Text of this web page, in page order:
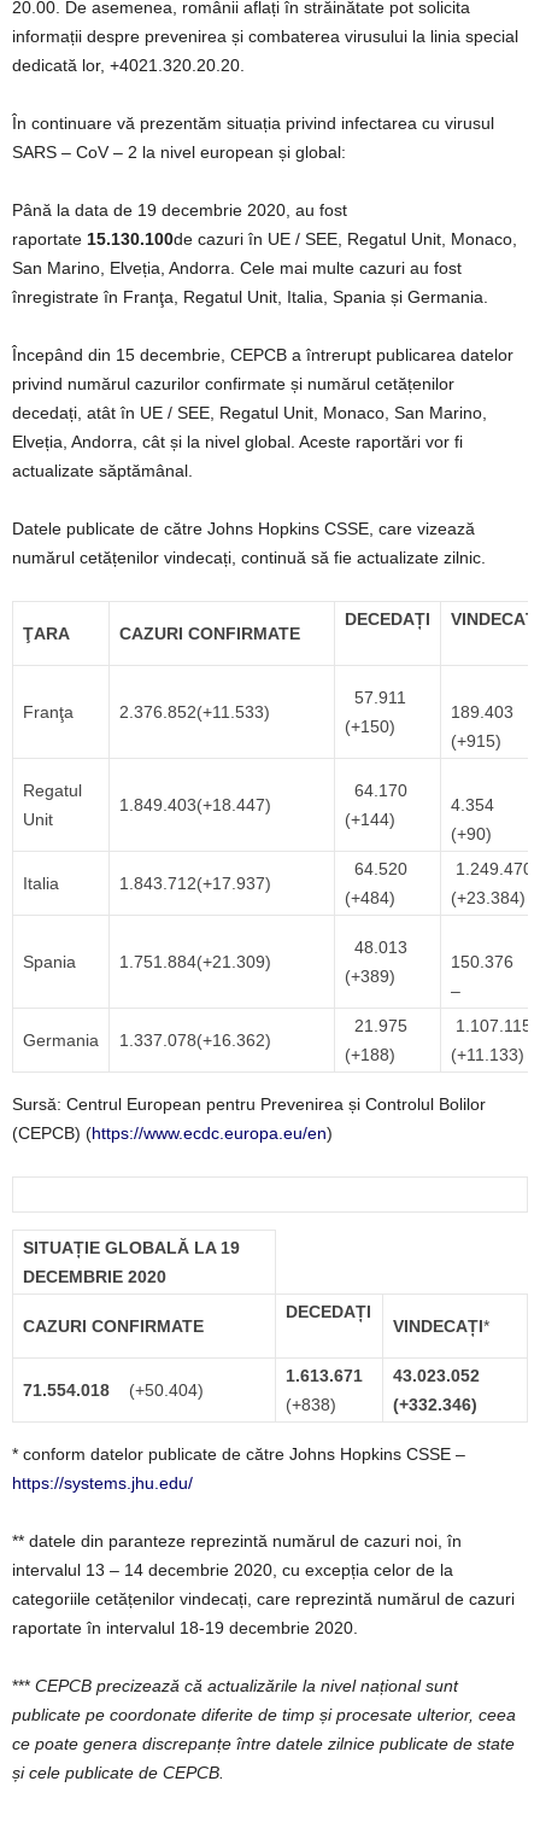
20.00. De asemenea, românii aflați în străinătate pot solicita
informații despre prevenirea și combaterea virusului la linia special
dedicată lor, +4021.320.20.20.
În continuare vă prezentăm situația privind infectarea cu virusul
SARS – CoV – 2 la nivel european și global:
Până la data de 19 decembrie 2020, au fost
raportate 15.130.100de cazuri în UE / SEE, Regatul Unit, Monaco,
San Marino, Elveția, Andorra. Cele mai multe cazuri au fost
înregistrate în Franţa, Regatul Unit, Italia, Spania și Germania.
Începând din 15 decembrie, CEPCB a întrerupt publicarea datelor
privind numărul cazurilor confirmate și numărul cetățenilor
decedați, atât în UE / SEE, Regatul Unit, Monaco, San Marino,
Elveția, Andorra, cât și la nivel global. Aceste raportări vor fi
actualizate săptămânal.
Datele publicate de către Johns Hopkins CSSE, care vizează
numărul cetățenilor vindecați, continuă să fie actualizate zilnic.
ŢARA CAZURI CONFIRMATE
DECEDAȚI VINDECAŢI
Franţa 2.376.852(+11.533)
57.911
(+150)
(+915)
Regatul
Unit
1.849.403(+18.447)
64.170
(+144)
4.354
(+90)
Italia 1.843.712(+17.937)
64.520
(+484)
(+23.384)
Spania 1.751.884(+21.309)
48.013
(+389)
–
Germania 1.337.078(+16.362)
21.975
(+188)
(+11.133)
Sursă: Centrul European pentru Prevenirea și Controlul Bolilor
(CEPCB) (https://www.ecdc.europa.eu/en)
SITUAȚIE GLOBALĂ LA 19
DECEMBRIE 2020
CAZURI CONFIRMATE
DECEDAȚI
VINDECAȚI*
71.554.018 (+50.404)
1.613.671
(+838)
43.023.052
(+332.346)
* conform datelor publicate de către Johns Hopkins CSSE –
https://systems.jhu.edu/
** datele din paranteze reprezintă numărul de cazuri noi, în
intervalul 13 – 14 decembrie 2020, cu excepția celor de la
categoriile cetățenilor vindecați, care reprezintă numărul de cazuri
raportate în intervalul 18-19 decembrie 2020.
*** CEPCB precizează că actualizările la nivel național sunt
publicate pe coordonate diferite de timp și procesate ulterior, ceea
ce poate genera discrepanțe între datele zilnice publicate de state
și cele publicate de CEPCB.